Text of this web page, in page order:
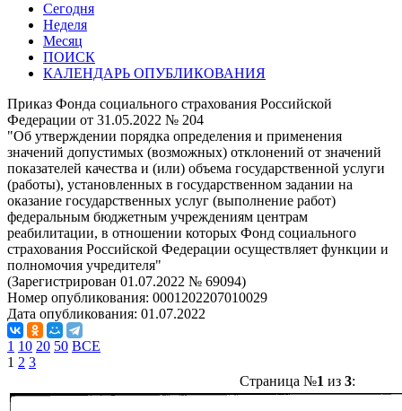
Сегодня
Неделя
Месяц
ПОИСК
КАЛЕНДАРЬ ОПУБЛИКОВАНИЯ
Приказ Фонда социального страхования Российской
Федерации от 31.05.2022 № 204
"Об утверждении порядка определения и применения
значений допустимых (возможных) отклонений от значений
показателей качества и (или) объема государственной услуги
(работы), установленных в государственном задании на
оказание государственных услуг (выполнение работ)
федеральным бюджетным учреждениям центрам
реабилитации, в отношении которых Фонд социального
страхования Российской Федерации осуществляет функции и
полномочия учредителя"
(Зарегистрирован 01.07.2022 № 69094)
Номер опубликования: 0001202207010029
Дата опубликования: 01.07.2022
1 10 20 50 ВСЕ
1 2 3
Страница №1 из 3: